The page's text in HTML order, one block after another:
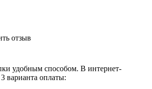
отзыв
удобным способом. В интернет-
варианта оплаты: